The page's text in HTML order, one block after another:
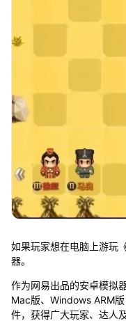
如果玩家想在电脑上游玩
器。
作为网易出品的安卓模拟
Mac版、Windows ARM
件，获得广大玩家、达人